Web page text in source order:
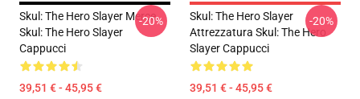
Skul: The Hero Slayer Merce
Skul: The Hero Slayer
Cappucci
39,51 € - 45,95 €
-20%
Skul: The Hero Slayer
Attrezzatura Skul: The Hero
Slayer Cappucci
39,51 € - 45,95 €
-20%